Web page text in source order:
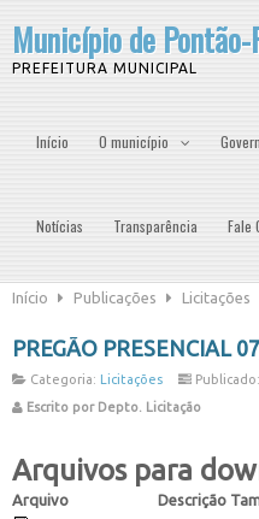
Município de Pontão-
PREFEITURA MUNICIPAL
Início O município
Notícias Transparência Fale
Início Publicações Licitações
PREGÃO PRESENCIAL
Categoria: Licitações
Escrito por Depto. Licitação
Arquivos para
Arquivo Descrição